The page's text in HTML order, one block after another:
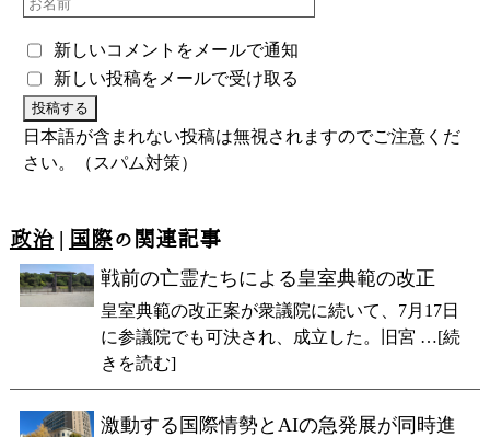
新しいコメントをメールで通知
新しい投稿をメールで受け取る
日本語が含まれない投稿は無視されますのでご注意くだ
さい。（スパム対策）
政治| 国際の関連記事
戦前の亡霊たちによる皇室典範の改正
皇室典範の改正案が衆議院に続いて、7月17日
に参議院でも可決され、成立した。旧宮 …[続
きを読む]
激動する国際情勢とAIの急発展が同時進